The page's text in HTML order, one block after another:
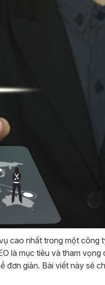
cao nhất trong một công
là mục tiêu và tham vọng
đơn giản. Bài viết này sẽ